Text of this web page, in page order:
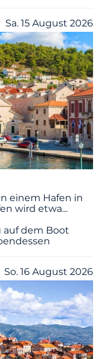
Sa. 15 August 2026
einem Hafen in
wird etwa...
dem Boot
So. 16 August 2026